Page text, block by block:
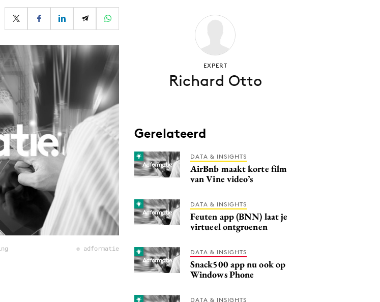
Purpose Marketing
Reputatie & crisis
© adformatie
EXPERT
Richard Otto
Gerelateerd
DATA & INSIGHTS
AirBnb maakt korte film
van Vine video’s
DATA & INSIGHTS
Feuten app (BNN) laat je
virtueel ontgroenen
DATA & INSIGHTS
Snack500 app nu ook op
Windows Phone
DATA & INSIGHTS